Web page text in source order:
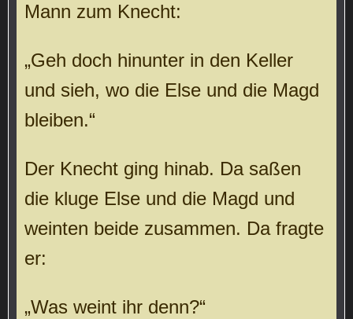
Mann zum Knecht:
„Geh doch hinunter in den Keller
und sieh, wo die Else und die Magd
bleiben.“
Der Knecht ging hinab. Da saßen
die kluge Else und die Magd und
weinten beide zusammen. Da fragte
er:
„Was weint ihr denn?“